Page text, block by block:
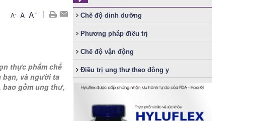
A- A A+ |
thực phẩm chế
bạn, và người ta
bao gồm ung thư,
Chế độ dinh dưỡng
Phương pháp điều trị
Chế độ vận động
Điều trị ung thư theo đông y